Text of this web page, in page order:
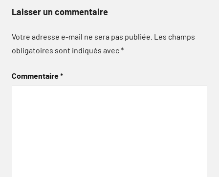
Laisser un commentaire
Votre adresse e-mail ne sera pas publiée. Les champs
obligatoires sont indiqués avec*
Commentaire*